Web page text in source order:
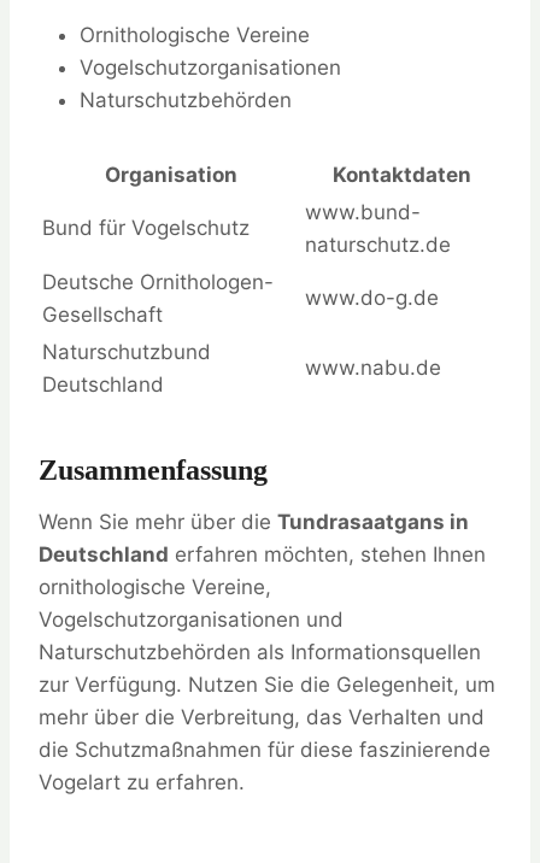
Ornithologische Vereine
Vogelschutzorganisationen
Naturschutzbehörden
Organisation Kontaktdaten
Bund für Vogelschutz
www.bund-
naturschutz.de
Deutsche Ornithologen-
Gesellschaft
www.do-g.de
Naturschutzbund
Deutschland
www.nabu.de
Zusammenfassung
Wenn Sie mehr über die Tundrasaatgans in
Deutschland erfahren möchten, stehen Ihnen
ornithologische Vereine,
Vogelschutzorganisationen und
Naturschutzbehörden als Informationsquellen
zur Verfügung. Nutzen Sie die Gelegenheit, um
mehr über die Verbreitung, das Verhalten und
die Schutzmaßnahmen für diese faszinierende
Vogelart zu erfahren.